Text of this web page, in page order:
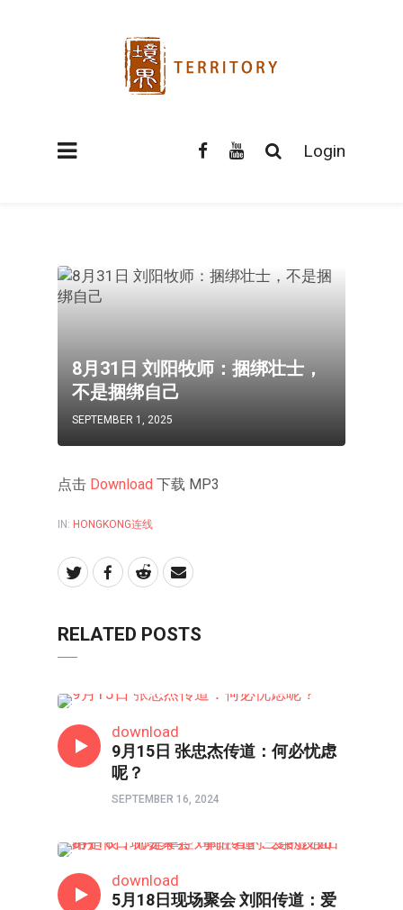
Login
8月31日 刘阳牧师：捆绑壮士，
不是捆绑自己
SEPTEMBER 1, 2025
点击 Download 下载 MP3
IN: HONGKONG连线
RELATED POSTS
download
9月15日 张忠杰传道：何必忧虑
呢？
SEPTEMBER 16, 2024
download
5月18日现场聚会 刘阳传道：爱